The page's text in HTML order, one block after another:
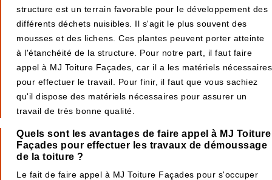
structure est un terrain favorable pour le développement des
différents déchets nuisibles. Il s'agit le plus souvent des
mousses et des lichens. Ces plantes peuvent porter atteinte
à l'étanchéité de la structure. Pour notre part, il faut faire
appel à MJ Toiture Façades, car il a les matériels nécessaires
pour effectuer le travail. Pour finir, il faut que vous sachiez
qu'il dispose des matériels nécessaires pour assurer un
travail de très bonne qualité.
Quels sont les avantages de faire appel à MJ Toiture
Façades pour effectuer les travaux de démoussage
de la toiture ?
Le fait de faire appel à MJ Toiture Façades pour s'occuper